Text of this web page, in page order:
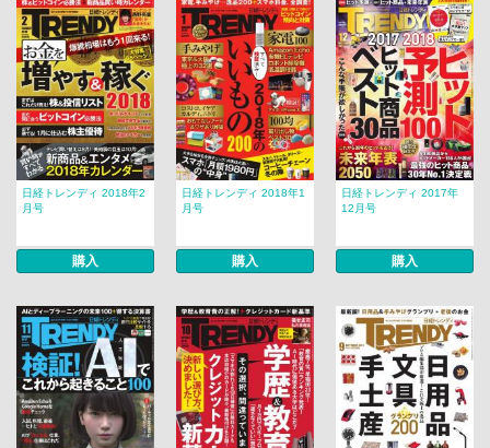
日経トレンディ 2018年2
月号
購入
日経トレンディ 2018年1
月号
購入
日経トレンディ 2017年
12月号
購入